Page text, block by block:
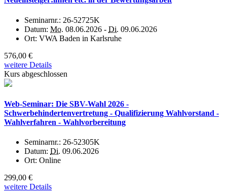
Seminarnr.: 26-52725K
Datum: Mo. 08.06.2026 - Di. 09.06.2026
Ort: VWA Baden in Karlsruhe
576,00 €
weitere Details
Kurs abgeschlossen
Web-Seminar: Die SBV-Wahl 2026 -
Schwerbehindertenvertretung - Qualifizierung Wahlvorstand -
Wahlverfahren - Wahlvorbereitung
Seminarnr.: 26-52305K
Datum: Di. 09.06.2026
Ort: Online
299,00 €
weitere Details